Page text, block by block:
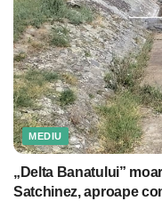
MEDIU
„Delta Banatului”
Satchinez, aproape